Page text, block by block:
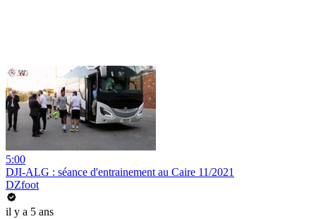
5:00
DJI-ALG : séance d'entrainement au Caire 11/2021
DZfoot
il y a 5 ans